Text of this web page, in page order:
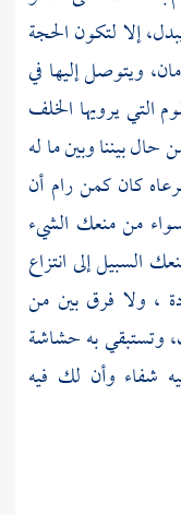
إلا لتكون الحجة
ويتوصل إليها في
التي يرويها الخلف
بيننا وبين ما له
كان كمن رام أن
من منعك الشيء
السبيل إلى انتزاع
، ولا فرق بين من
وتستبقي به حشاشة
شفاء وأن لك فيه